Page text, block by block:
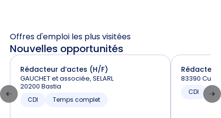
Offres d'emploi les plus visitées
Nouvelles opportunités
Rédacteur d’actes (H/F)
GAUCHET et associée, SELARL
20200 Bastia
CDI Temps complet
Rédacteur
83390
CDI